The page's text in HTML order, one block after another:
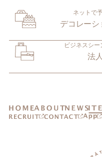
ネットで
デコレーシ
ビジネスシ
法